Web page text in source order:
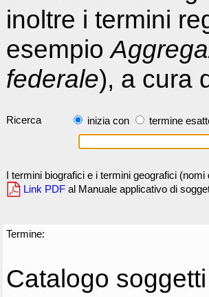
inoltre i termini
esempio
federale), a cura
Ricerca inizia con termine
I termini biografici e i termini geografici
Link PDF al Manuale applicativo di
Termine:
Catalogo